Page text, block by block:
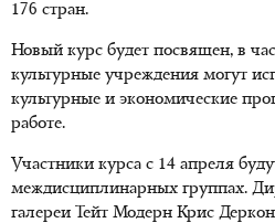
176 стран.
Новый курс будет посвящен, в
культурные учреждения могут
культурные и экономические
работе.
Участники курса с 14 апреля
междисциплинарных группах.
галереи Тейт Модерн Крис